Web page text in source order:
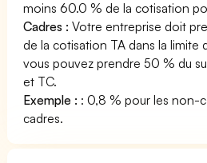
moins 60.0 % de la cotisation
Cadres : Votre entreprise doit
de la cotisation TA dans la limite
vous pouvez prendre 50 % du
et TC.
Exemple : : 0,8 % pour les non-
cadres.